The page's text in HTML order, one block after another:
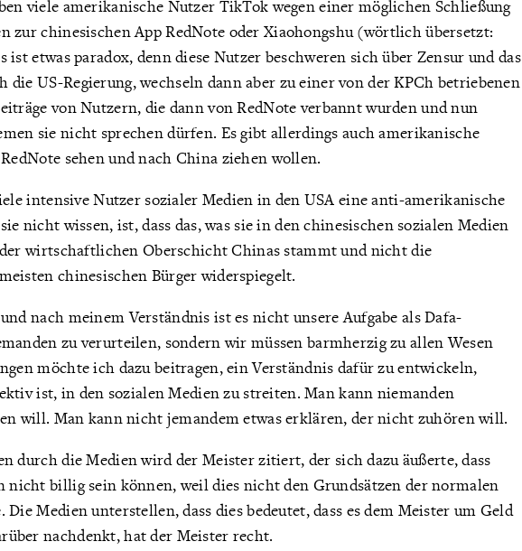
viele amerikanische Nutzer TikTok wegen einer möglichen Schließung
zur chinesischen App RedNote oder Xiaohongshu (wörtlich übersetzt:
ist etwas paradox, denn diese Nutzer beschweren sich über Zensur und das
die US-Regierung, wechseln dann aber zu einer von der KPCh betriebenen
von Nutzern, die dann von RedNote verbannt wurden und nun
sie nicht sprechen dürfen. Es gibt allerdings auch amerikanische
sehen und nach China ziehen wollen.
intensive Nutzer sozialer Medien in den USA eine anti-amerikanische
nicht wissen, ist, dass das, was sie in den chinesischen sozialen Medien
wirtschaftlichen Oberschicht Chinas stammt und nicht die
chinesischen Bürger widerspiegelt.
nach meinem Verständnis ist es nicht unsere Aufgabe als Dafa-
zu verurteilen, sondern wir müssen barmherzig zu allen Wesen
möchte ich dazu beitragen, ein Verständnis dafür zu entwickeln,
ist, in den sozialen Medien zu streiten. Man kann niemanden
will. Man kann nicht jemandem etwas erklären, der nicht zuhören will.
durch die Medien wird der Meister zitiert, der sich dazu äußerte, dass
nicht billig sein können, weil dies nicht den Grundsätzen der normalen
Die Medien unterstellen, dass dies bedeutet, dass es dem Meister um Geld
nachdenkt, hat der Meister recht.